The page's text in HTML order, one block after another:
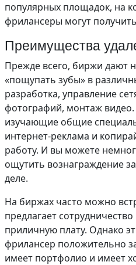
популярных площадок, на
фрилансеры могут
Преимущества
Прежде всего, биржи дают
«пощупать зубы» в
разработка, управление
фотографий, монтаж видео.
изучающие общие
интернет-реклама и
работу. И вы можете
ощутить вознаграждение
деле.
На биржах часто можно
предлагает
приличную плату. Однако
фрилансер положительно
имеет портфолио и имеет